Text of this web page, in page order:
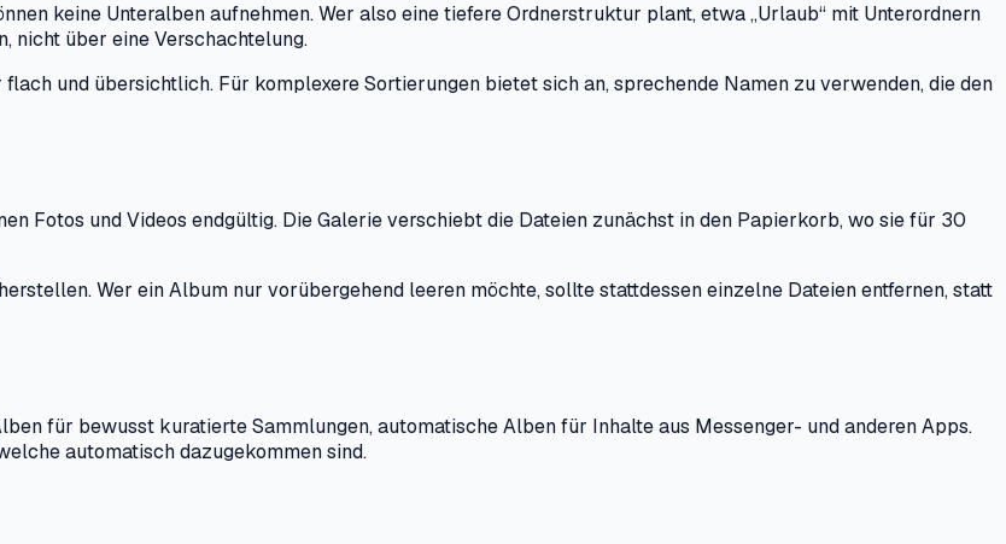
keine Unteralben aufnehmen. Wer also eine tiefere Ordnerstruktur plant, etwa „Urlaub“ mit Unterordnern
nicht über eine Verschachtelung.
und übersichtlich. Für komplexere Sortierungen bietet sich an, sprechende Namen zu verwenden, die den
Fotos und Videos endgültig. Die Galerie verschiebt die Dateien zunächst in den Papierkorb, wo sie für 30
Wer ein Album nur vorübergehend leeren möchte, sollte stattdessen einzelne Dateien entfernen, statt
für bewusst kuratierte Sammlungen, automatische Alben für Inhalte aus Messenger- und anderen Apps.
automatisch dazugekommen sind.